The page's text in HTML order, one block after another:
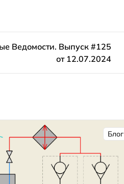
Ведомости. Выпуск #125
от 12.07.2024
Блог